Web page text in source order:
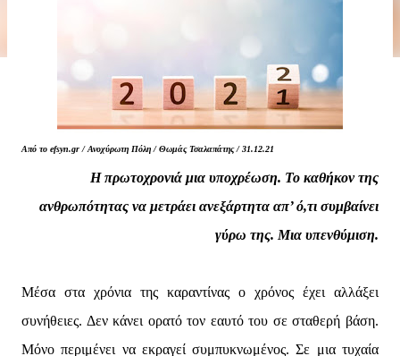
Από το efsyn.gr / Ανοχύρωτη Πόλη / Θωμάς Τσαλαπάτης / 31.12.21
Η πρωτοχρονιά μια υποχρέωση. Το καθήκον της
ανθρωπότητας να μετράει ανεξάρτητα απ’ ό,τι συμβαίνει
γύρω της. Μια υπενθύμιση.
Μέσα στα χρόνια της καραντίνας ο χρόνος έχει αλλάξει
συνήθειες. Δεν κάνει ορατό τον εαυτό του σε σταθερή βάση.
Μόνο περιμένει να εκραγεί συμπυκνωμένος. Σε μια τυχαία